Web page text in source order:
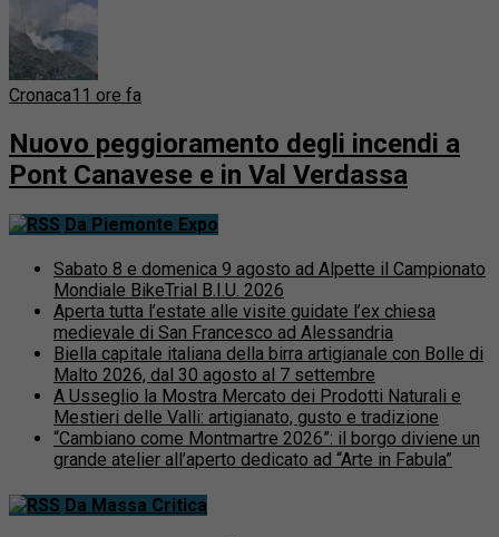
Cronaca11 ore fa
Nuovo peggioramento degli incendi a
Pont Canavese e in Val Verdassa
Da Piemonte Expo
Sabato 8 e domenica 9 agosto ad Alpette il Campionato
Mondiale BikeTrial B.I.U. 2026
Aperta tutta l’estate alle visite guidate l’ex chiesa
medievale di San Francesco ad Alessandria
Biella capitale italiana della birra artigianale con Bolle di
Malto 2026, dal 30 agosto al 7 settembre
A Usseglio la Mostra Mercato dei Prodotti Naturali e
Mestieri delle Valli: artigianato, gusto e tradizione
“Cambiano come Montmartre 2026”: il borgo diviene un
grande atelier all’aperto dedicato ad “Arte in Fabula”
Da Massa Critica